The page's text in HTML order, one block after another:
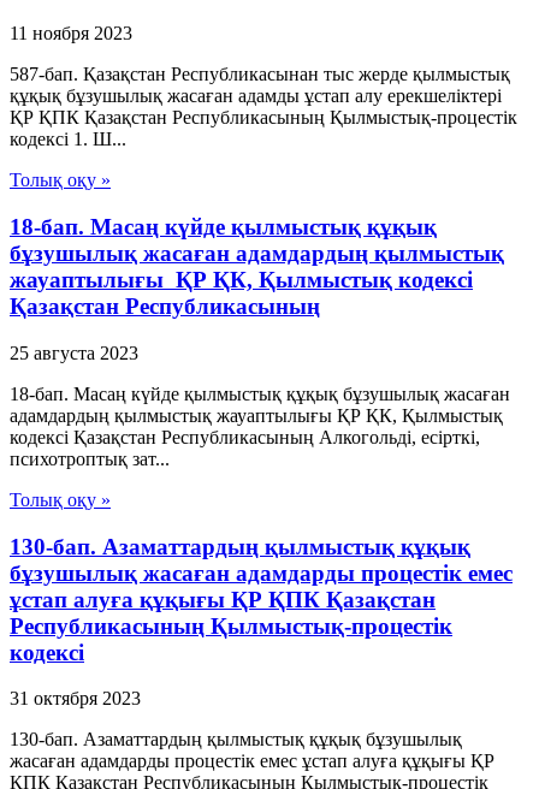
11 ноября 2023
587-бап. Қазақстан Республикасынан тыс жерде қылмыстық
құқық бұзушылық жасаған адамды ұстап алу ерекшеліктері
ҚР ҚПК Қазақстан Республикасының Қылмыстық-процестік
кодексi 1. Ш...
Толық оқу »
18-бап. Масаң күйде қылмыстық құқық
бұзушылық жасаған адамдардың қылмыстық
жауаптылығы ҚР ҚК, Қылмыстық кодексi
Қазақстан Республикасының
25 августа 2023
18-бап. Масаң күйде қылмыстық құқық бұзушылық жасаған
адамдардың қылмыстық жауаптылығы ҚР ҚК, Қылмыстық
кодексi Қазақстан Республикасының Алкогольдi, есiрткi,
психотроптық зат...
Толық оқу »
130-бап. Азаматтардың қылмыстық құқық
бұзушылық жасаған адамдарды процестік емес
ұстап алуға құқығы ҚР ҚПК Қазақстан
Республикасының Қылмыстық-процестік
кодексi
31 октября 2023
130-бап. Азаматтардың қылмыстық құқық бұзушылық
жасаған адамдарды процестік емес ұстап алуға құқығы ҚР
ҚПК Қазақстан Республикасының Қылмыстық-процестік